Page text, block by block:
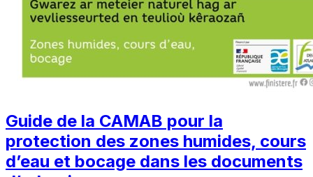
Guide de la CAMAB pour la
protection des zones humides, cours
d’eau et bocage dans les documents